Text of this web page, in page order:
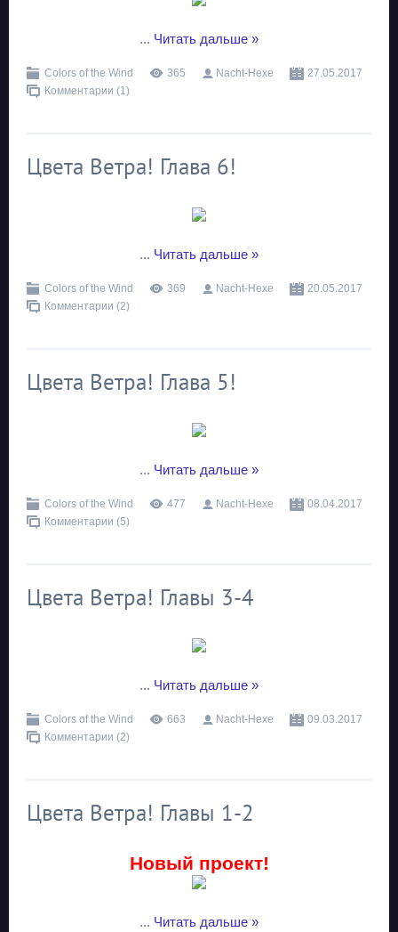
... Читать дальше »
Colors of the Wind 365 Nacht-Hexe
27.05.2017
Комментарии (1)
Цвета Ветра! Глава 6!
... Читать дальше »
Colors of the Wind 369 Nacht-Hexe
20.05.2017
Комментарии (2)
Цвета Ветра! Глава 5!
... Читать дальше »
Colors of the Wind 477 Nacht-Hexe
08.04.2017
Комментарии (5)
Цвета Ветра! Главы 3-4
... Читать дальше »
Colors of the Wind 663 Nacht-Hexe
09.03.2017
Комментарии (2)
Цвета Ветра! Главы 1-2
Новый проект!
... Читать дальше »